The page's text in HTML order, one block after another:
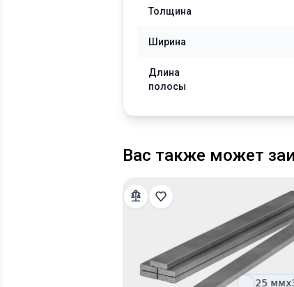
Толщина
Ширина
Длина
полосы
Вас также может